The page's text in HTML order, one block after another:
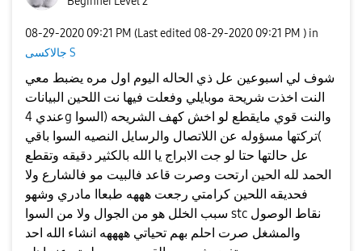
‎08-29-2020 09:21 PM (Last edited ‎08-29-2020 09:21 PM ) in
جالاكسى S
شوف لي اسبوعين عل ذي الحاله اليوم اول مره يضبط معي
النت اخذت شريحة موبايلي وفعلت فيها نت اللحين البيانات
عندي 4g والنت قوي مايقطع لو اخش كهف الشريحه (السوا
)تركتها مسؤوله عن اللاتصال والرسايل النصيه السوا باقي
عل حالتها حتا لو جت الابراج يا الله بالكثير دقيقه وتقطع
الحمد لله الحين ارتحت وصرت قاعد فالبيت مو فالشارع ولا
فحديقه اللحين كرامتي رجعت هههه طبعاا مادري وشهو
سبب الخلل هو من الجوال ولا من السوا stc نقاط الوصول
والمشغل صرت احلم بهم تحياتي ههههه انشاء الله احد